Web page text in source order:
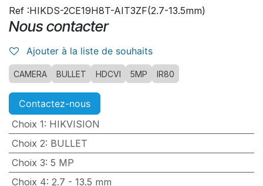
Ref :HIKDS-2CE19H8T-AIT3ZF(2.7-13.5mm)
Nous contacter
Ajouter à la liste de souhaits
CAMERA BULLET HDCVI 5MP IR80
Contactez-nous
Choix 1: HIKVISION
Choix 2: BULLET
Choix 3: 5 MP
Choix 4: 2.7 - 13.5 mm